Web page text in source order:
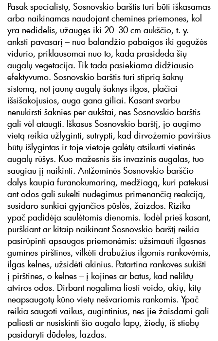
Pasak specialistų, Sosnovskio barštis turi būti iškasamas
arba naikinamas naudojant chemines priemones, kol
yra nedidelis, užaugęs iki 20–30 cm aukščio, t. y.
anksti pavasarį – nuo balandžio pabaigos iki gegužės
vidurio, priklausomai nuo to, kada prasideda šių
augalų vegetacija. Tik tada pasiekiama didžiausio
efektyvumo. Sosnovskio barštis turi stiprią šaknų
sistemą, net jaunų augalų šaknys ilgos, plačiai
išsišakojusios, auga gana giliai. Kasant svarbu
nenukirsti šaknies per aukštai, nes Sosnovskio barštis
gali vėl ataugti. Iškasus Sosnovskio barštį, jo augimo
vietą reikia užlyginti, sutrypti, kad dirvožemio paviršius
būtų išlygintas ir toje vietoje galėtų atsikurti vietinės
augalų rūšys. Kuo mažesnis šis invazinis augalas, tuo
saugiau jį naikinti. Antžeminės Sosnovskio barščio
dalys kaupia furanokumariną, medžiagą, kuri patekusi
ant odos gali sukelti nudegimus primenančią reakciją,
susidaro sunkiai gyjančios pūslės, žaizdos. Rizika
ypač padidėja saulėtomis dienomis. Todėl prieš kasant,
purškiant ar kitaip naikinant Sosnovskio barštį reikia
pasirūpinti apsaugos priemonėmis: užsimauti ilgesnes
gumines pirštines, vilkėti drabužius ilgomis rankovėmis,
ilgas kelnes, užsidėti akinius. Patartina rankoves sukišti
į pirštines, o kelnes – į kojines ar batus, kad neliktų
atviros odos. Dirbant negalima liesti veido, akių, kitų
neapsaugotų kūno vietų nešvariomis rankomis. Ypač
reikia saugoti vaikus, augintinius, nes jie žaisdami gali
paliesti ar nusiskinti šio augalo lapų, žiedų, iš stiebų
pasidaryti dūdeles, lazdas.